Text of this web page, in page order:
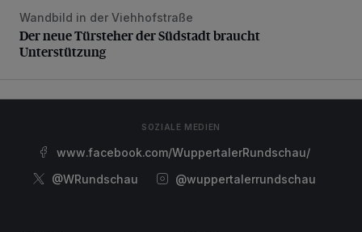
Der neue Türsteher der Südstadt braucht Unterstützung
Wandbild in der Viehhofstraße
Der neue Türsteher der Südstadt braucht
Unterstützung
SOZIALE MEDIEN
www.facebook.com/WuppertalerRundschau/
@WRundschau
@wuppertalerrundschau